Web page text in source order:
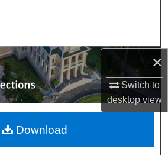
×
Switch to
desktopview
Collections
My Account
About
Commons Network™
Download